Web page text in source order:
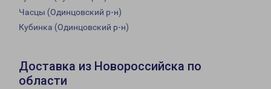
Часцы (Одинцовский р-н)
Кубинка (Одинцовский р-н)
Доставка из Новороссийска по
области